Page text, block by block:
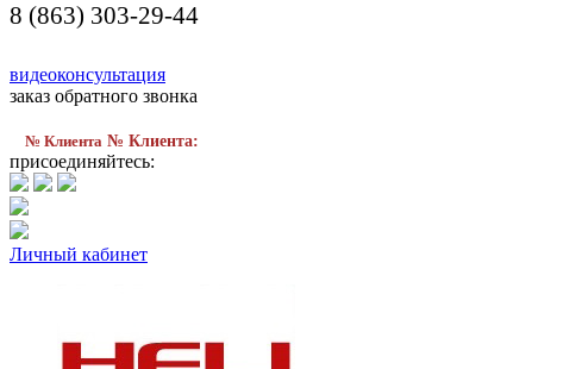
8 (863) 303-29-44
видеоконсультация
заказ обратного звонка
№ Клиента № Клиента:
присоединяйтесь:
Личный кабинет